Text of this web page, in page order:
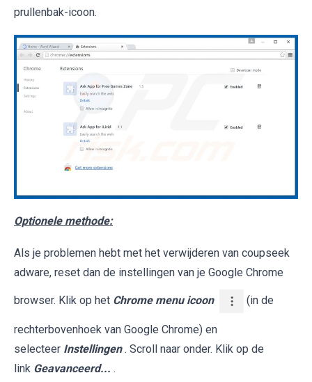
prullenbak-icoon.
Optionele methode:
Als je problemen hebt met het verwijderen van coupseek
adware, reset dan de instellingen van je Google Chrome
browser. Klik op het Chrome menu icoon (in de
rechterbovenhoek van Google Chrome) en
selecteer Instellingen . Scroll naar onder. Klik op de
link Geavanceerd... .